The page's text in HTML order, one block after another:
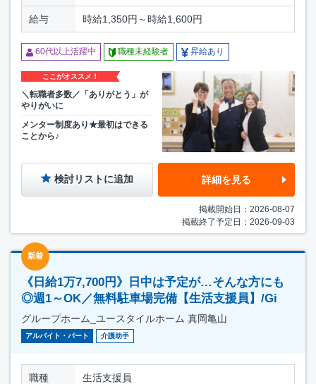
給与 時給1,350円～時給1,600円
60代以上活躍中 職種未経験者 昇給あり
ここがオススメ！
＼転職者多数／「ありがとう」が
やりがいに
メンター制度あり★最初はできる
ことから♪
検討リストに追加 詳細を見る
掲載開始日：2026-08-07
掲載終了予定日：2026-09-03
新着
《日給1万7,700円》日中は予定が…そんな方にも
◎週1～OK／無料駐車場完備【生活支援員】/Gi
グループホーム_ユースタイルホーム 真岡亀山
アルバイト・パート 介護助手
職種 生活支援員